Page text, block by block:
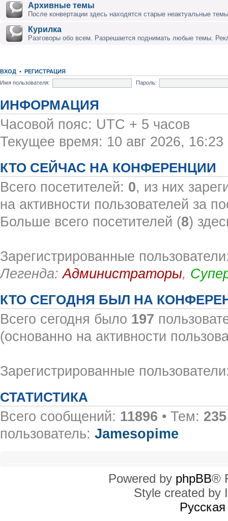
Архивные темы
После конвертации здесь находятся старые неактуальные
Курилка
Разговоры обо всем. Разрешается поднимать любые темы.
ВХОД • РЕГИСТРАЦИЯ
Имя пользователя:
Пароль:
ИНФОРМАЦИЯ
Часовой пояс: UTC + 5 часов
Текущее время: 10 авг 2026, 16:23
КТО СЕЙЧАС НА КОНФЕРЕНЦИИ
Всего посетителей: 0, из них
на активности пользователей за
Больше всего посетителей (8)
Зарегистрированные
Легенда:Администраторы,
КТО СЕГОДНЯ БЫЛ НА
Всего сегодня было 197
(основанно на активности
Зарегистрированные
СТАТИСТИКА
Всего сообщений: 11896 • Тем: 235
пользователь: Jamesopime
Powered by phpBB®
Style created by